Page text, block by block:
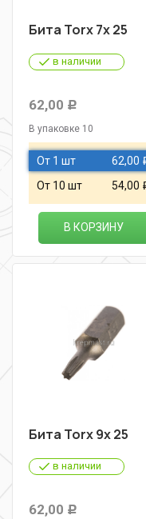
Бита Torx 7х 25
в наличии
62,00 Р
В упаковке 10
От 1 шт 62,00
От 10 шт 54,00
В КОРЗИНУ
Бита Torx 9х 25
в наличии
62,00 Р